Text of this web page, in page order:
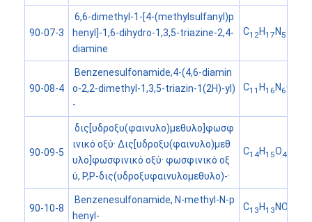
90-07-3
6,6-dimethyl-1-[4-(methylsulfanyl)p
henyl]-1,6-dihydro-1,3,5-triazine-2,4-
diamine
C12H17N 5S
90-08-4
Benzenesulfonamide,4-(4,6-diamin
o-2,2-dimethyl-1,3,5-triazin-1(2H)-yl)
-
C11H16N 6O
90-09-5
δις[υδροξυ(φαινυλο)μεθυλο]φωσφ
ινικό οξύ· Δις[υδροξυ(φαινυλο)μεθ
υλο]φωσφινικό οξύ· φωσφινικό οξ
ύ, P,P-δις(υδροξυφαινυλομεθυλο)-·
C14H15O4
90-10-8
Benzenesulfonamide, N-methyl-N-p
henyl-
C13H13NO